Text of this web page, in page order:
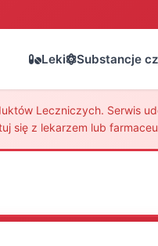
Leki Substancje
Leczniczych. Serwis
się z lekarzem lub